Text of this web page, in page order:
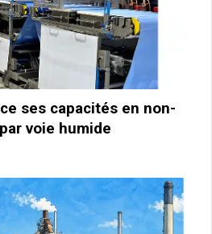
ses capacités en non-
voie humide